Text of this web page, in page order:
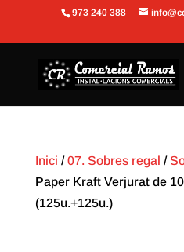
Obre la barra d'eines
973 240 388
Inici /07. Sobres regal /
Paper Kraft Verjurat de
(125u.+125u.)